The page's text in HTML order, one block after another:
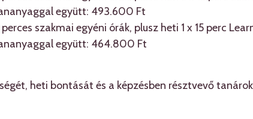
együtt: 493.600 Ft
szakmai egyéni órák, plusz heti 1 x 15 perc
együtt: 464.800 Ft
heti bontását és a képzésben résztvevő